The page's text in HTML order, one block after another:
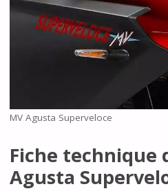
MV Agusta Superveloce
Fiche technique
Agusta